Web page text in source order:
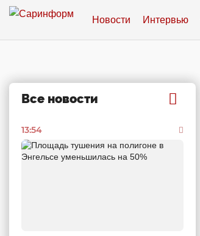
Новости Интервью
Все новости
13:54